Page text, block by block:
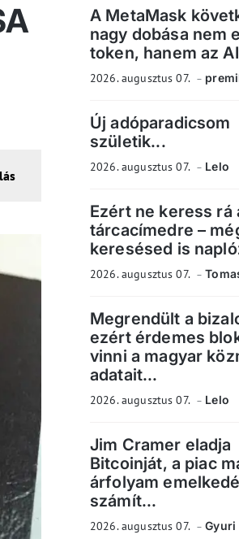
A MetaMask
nagy dobása nem
token, hanem az
2026. augusztus 07.
Új adóparadicsom
születik...
2026. augusztus 07. Lelo
Ezért ne keress rá
tárcacímedre –
keresésed is
2026. augusztus 07.
Megrendült a
ezért érdemes
vinni a magyar
adatait...
2026. augusztus 07. Lelo
Jim Cramer eladja
Bitcoinját, a piac
árfolyam
számít...
2026. augusztus 07. Gyuri